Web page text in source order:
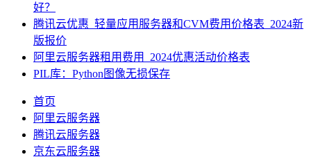
好？
腾讯云优惠_轻量应用服务器和CVM费用价格表_2024新
版报价
阿里云服务器租用费用_2024优惠活动价格表
PIL库：Python图像无损保存
首页
阿里云服务器
腾讯云服务器
京东云服务器